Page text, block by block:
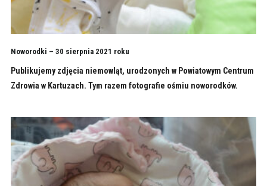
Noworodki – 30 sierpnia 2021 roku
Publikujemy zdjęcia niemowląt, urodzonych w Powiatowym Centrum
Zdrowia w Kartuzach. Tym razem fotografie ośmiu noworodków.